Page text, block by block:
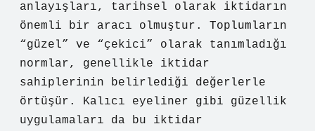
anlayışları, tarihsel olarak iktidarın
önemli bir aracı olmuştur. Toplumların
“güzel” ve “çekici” olarak tanımladığı
normlar, genellikle iktidar
sahiplerinin belirlediği değerlerle
örtüşür. Kalıcı eyeliner gibi güzellik
uygulamaları da bu iktidar